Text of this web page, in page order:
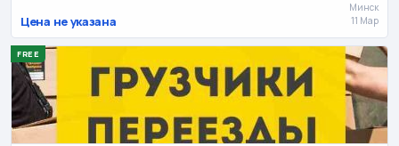
Цена не указана
Минск
11 Мар
FREE